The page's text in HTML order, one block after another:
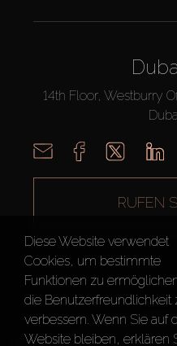
14th Floor, Westburry
RUFEN
AX CAPITAL ©2026
Diese Website verwendet
Cookies, um bestimmte
Funktionen zu
die Benutzerfreundlichkeit
verbessern. Wenn Sie auf
Website bleiben, erklären